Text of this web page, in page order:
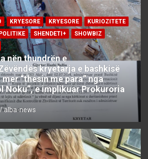
KRYESORE KRYESORE
KURIOZITETE
SHENDETI+
SHOWBIZ
nën thundrën e
kryetarja e bashkisë
“thesin me para” nga
Noku”, e implikuar Prokuroria
alba-news